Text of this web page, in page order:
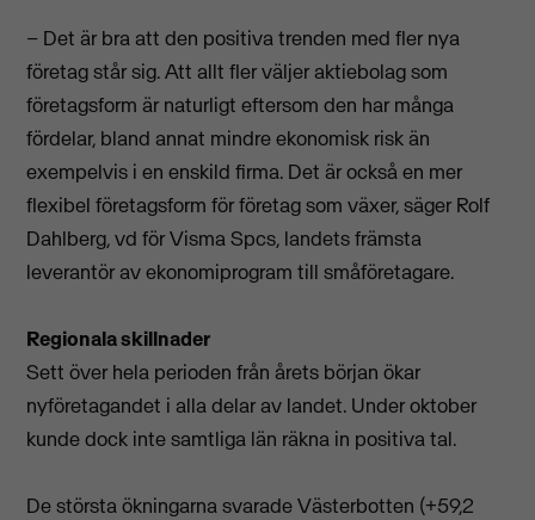
– Det är bra att den positiva trenden med fler nya
företag står sig. Att allt fler väljer aktiebolag som
företagsform är naturligt eftersom den har många
fördelar, bland annat mindre ekonomisk risk än
exempelvis i en enskild firma. Det är också en mer
flexibel företagsform för företag som växer, säger Rolf
Dahlberg, vd för Visma Spcs, landets främsta
leverantör av ekonomiprogram till småföretagare.
Regionala skillnader
Sett över hela perioden från årets början ökar
nyföretagandet i alla delar av landet. Under oktober
kunde dock inte samtliga län räkna in positiva tal.
De största ökningarna svarade Västerbotten (+59,2